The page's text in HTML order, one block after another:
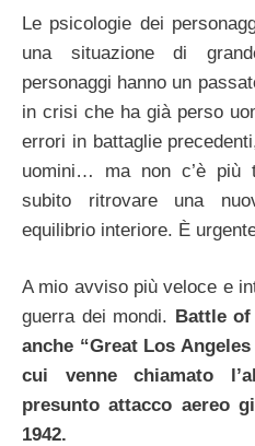
Le psicologie dei
una situazione di
personaggi hanno un
in crisi che ha già perso
errori in battaglie
uomini… ma non c’è più
subito ritrovare una
equilibrio interiore. È
A mio avviso più veloce e
guerra dei mondi. Battle
anche “Great Los
cui venne chiamato
presunto attacco aereo
1942.